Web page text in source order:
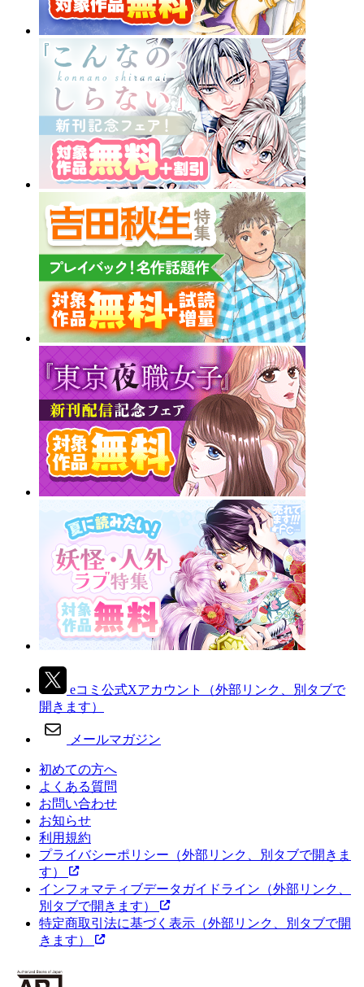
eコミ公式Xアカウント
（外部リンク、別タブで
開きます）
メールマガジン
初めての方へ
よくある質問
お問い合わせ
お知らせ
利用規約
プライバシーポリシー （外部リンク、別タブで開きま
す）
インフォマティブデータガイドライン （外部リンク、
別タブで開きます）
特定商取引法に基づく表示 （外部リンク、別タブで開
きます）